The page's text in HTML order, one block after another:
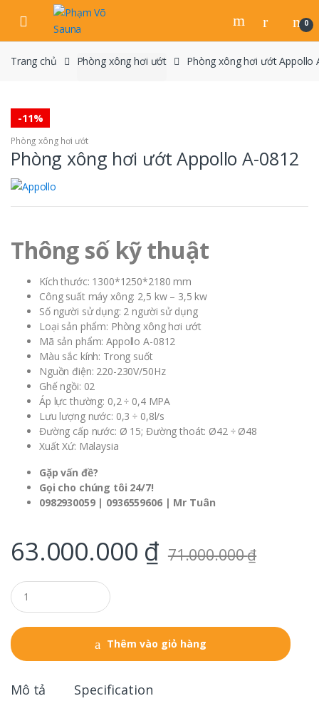
navigation
content
0
Trang chủ Phòng xông hơi ướt Phòng xông hơi ướt Appollo
-11%
Phòng xông hơi ướt
Phòng xông hơi ướt Appollo A-0812
Thông số kỹ thuật
Kích thước: 1300*1250*2180 mm
Công suất máy xông: 2,5 kw – 3,5 kw
Số người sử dụng: 2 người sử dụng
Loại sản phẩm: Phòng xông hơi ướt
Mã sản phẩm: Appollo A-0812
Màu sắc kính: Trong suốt
Nguồn điện: 220-230V/50Hz
Ghế ngồi: 02
Áp lực thường: 0,2 ÷ 0,4 MPA
Lưu lượng nước: 0,3 ÷ 0,8l/s
Đường cấp nước: Ø 15; Đường thoát: Ø42 ÷ Ø48
Xuất Xứ: Malaysia
Gặp vấn đề?
Gọi cho chúng tôi 24/7!
0982930059 | 0936559606 | Mr Tuân
63.000.000 ₫ 71.000.000₫
Q
u
a
t
i
Thêm vào giỏ hàng
Mô tả Specification